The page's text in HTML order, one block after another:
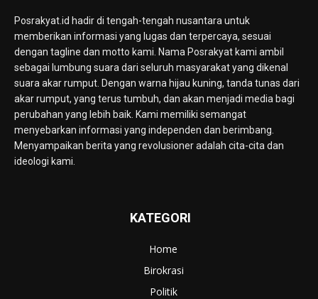
Posrakyat.id hadir di tengah-tengah nusantara untuk
memberikan informasi yang lugas dan terpercaya, sesuai
dengan tagline dan motto kami. Nama Posrakyat kami ambil
sebagai lumbung suara dari seluruh masyarakat yang dikenal
suara akar rumput. Dengan warna hijau kuning, tanda tunas dari
akar rumput, yang terus tumbuh, dan akan menjadi media bagi
perubahan yang lebih baik. Kami memiliki semangat
menyebarkan informasi yang independen dan berimbang.
Menyampaikan berita yang revolusioner adalah cita-cita dan
ideologi kami.
KATEGORI
Home
Birokrasi
Politik